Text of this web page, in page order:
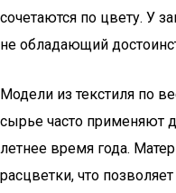
сочетаются по цвету. У
не обладающий
Модели из текстиля по
сырье часто применяют
летнее время года.
расцветки, что